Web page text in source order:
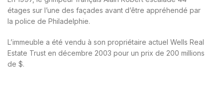
étages sur l’une des façades avant d’être appréhendé par
la police de Philadelphie.
L’immeuble a été vendu à son propriétaire actuel Wells Real
Estate Trust en décembre 2003 pour un prix de 200 millions
de $.